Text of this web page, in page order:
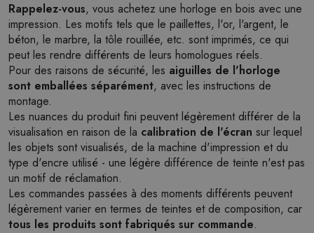
Rappelez-vous, vous achetez une horloge en bois avec une
impression. Les motifs tels que le paillettes, l'or, l'argent, le
béton, le marbre, la tôle rouillée, etc. sont imprimés, ce qui
peut les rendre différents de leurs homologues réels.
Pour des raisons de sécurité, les aiguilles de l'horloge
sont emballées séparément, avec les instructions de
montage.
Les nuances du produit fini peuvent légèrement différer de la
visualisation en raison de la calibration de l'écran sur lequel
les objets sont visualisés, de la machine d'impression et du
type d'encre utilisé - une légère différence de teinte n'est pas
un motif de réclamation.
Les commandes passées à des moments différents peuvent
légèrement varier en termes de teintes et de composition, car
tous les produits sont fabriqués sur commande.